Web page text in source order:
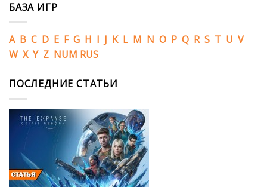
БАЗА ИГР
A B C D E F G H I J K L M N O P Q R S T U V
W X Y Z NUM RUS
ПОСЛЕДНИЕ СТАТЬИ